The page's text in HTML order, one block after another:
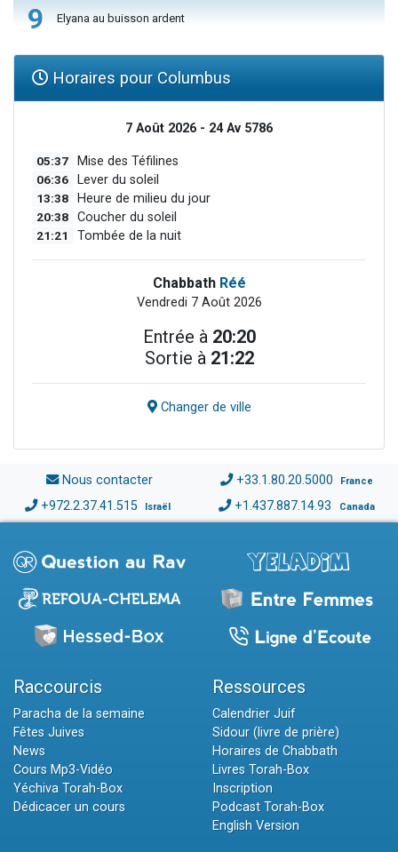
9 Elyana au buisson ardent
Horaires pour Columbus
7 Août 2026 - 24 Av 5786
05:37 Mise des Téfilines
06:36 Lever du soleil
13:38 Heure de milieu du jour
20:38 Coucher du soleil
21:21 Tombée de la nuit
Chabbath Réé
Vendredi 7 Août 2026
Entrée à 20:20
Sortie à 21:22
Changer de ville
Nous contacter +33.1.80.20.5000 France
+972.2.37.41.515 Israël +1.437.887.14.93 Canada
Raccourcis
Paracha de la semaine
Fêtes Juives
News
Cours Mp3-Vidéo
Yéchiva Torah-Box
Dédicacer un cours
Ressources
Calendrier Juif
Sidour (livre de prière)
Horaires de Chabbath
Livres Torah-Box
Inscription
Podcast Torah-Box
English Version